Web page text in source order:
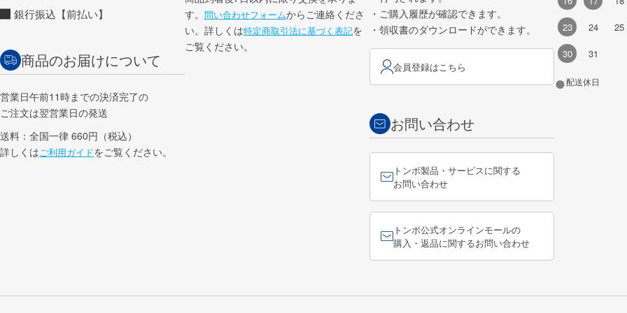
銀行振込【前払い】
商品のお届けについて
営業日午前11時までの決済完了の
ご注文は翌営業日の発送
送料：全国一律 660円（税込）
詳しくはご利用ガイドをご覧ください。
す。 問い合わせフォームからご連絡くださ
い。詳しくは特定商取引法に基づく表記を
ご覧ください。
・ご購入履歴が確認できます。
・領収書のダウンロードができます。
会員登録はこちら
お問い合わせ
トンボ製品・サービスに関する
お問い合わせ
トンボ公式オンラインモールの
購入・返品に関するお問い合わせ
23
24 25
30
31
●配送休日